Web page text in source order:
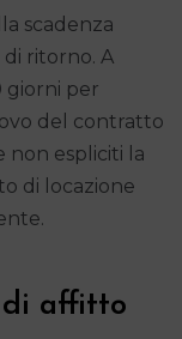
scadenza
ritorno. A
giorni per
del contratto
non espliciti la
di locazione
affitto